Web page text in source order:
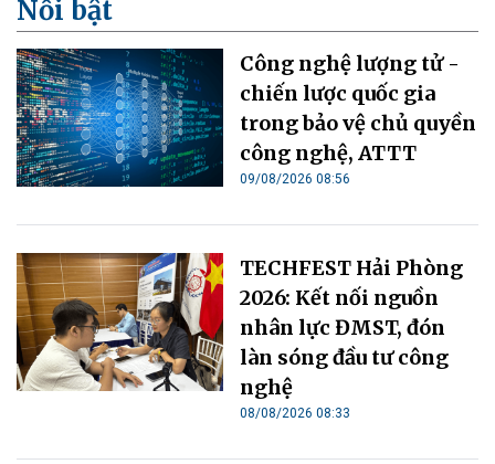
Nổi bật
Công nghệ lượng tử -
chiến lược quốc gia
trong bảo vệ chủ quyền
công nghệ, ATTT
09/08/2026 08:56
TECHFEST Hải Phòng
2026: Kết nối nguồn
nhân lực ĐMST, đón
làn sóng đầu tư công
nghệ
08/08/2026 08:33